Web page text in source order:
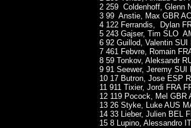
2 259 Coldenhoff, Glenn
3 99 Anstie, Max GBR
4 122 Ferrandis, Dylan
5 243 Gajser, Tim SLO
6 92 Guillod, Valentin
7 461 Febvre, Romain
8 59 Tonkov, Aleksandr
9 91 Seewer, Jeremy SUI
10 17 Butron, Jose ESP
11 911 Tixier, Jordi FRA
12 119 Pocock, Mel GBR
13 26 Styke, Luke AUS
14 33 Lieber, Julien BEL
15 8 Lupino, Alessandro